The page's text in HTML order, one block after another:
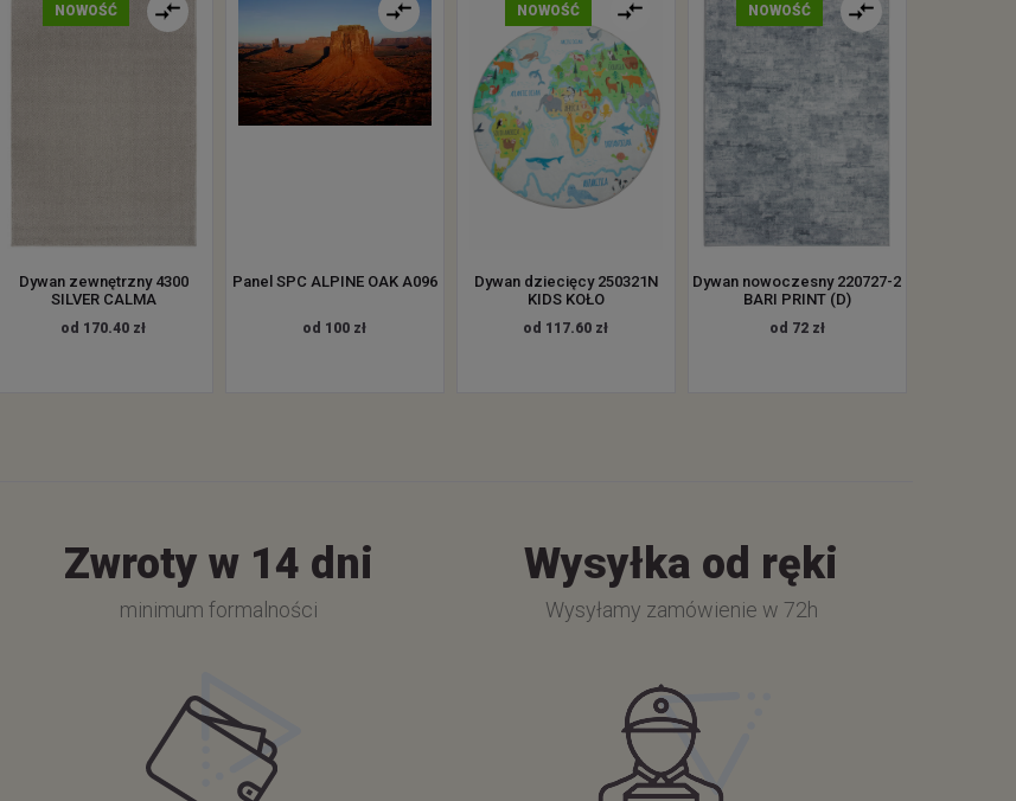
NOWOŚĆ
Dywan zewnętrzny 4300
SILVER CALMA
od 170.40 zł
Panel SPC ALPINE OAK A096
od 100 zł
NOWOŚĆ
Dywan dziecięcy 250321N
KIDS KOŁO
od 117.60 zł
NOWOŚĆ
Dywan nowoczesny 220727-2
BARI PRINT (D)
od 72 zł
Zwroty w 14 dni
minimum formalności
Wysyłka od ręki
Wysyłamy zamówienie w 72h